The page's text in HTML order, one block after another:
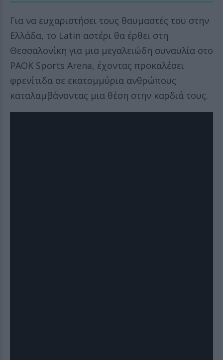
Για να ευχαριστήσει τους θαυμαστές του στην
Ελλάδα, το Latin αστέρι θα έρθει στη
Θεσσαλονίκη για μια μεγαλειώδη συναυλία στο
PAOK Sports Arena, έχοντας προκαλέσει
φρενίτιδα σε εκατομμύρια ανθρώπους
καταλαμβάνοντας μια θέση στην καρδιά τους.